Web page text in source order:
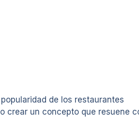
de los restaurantes
crear un concepto que resuene